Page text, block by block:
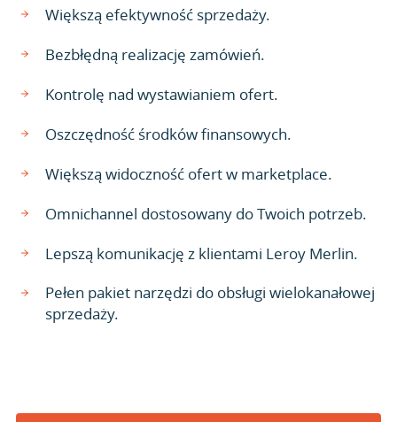
Większą efektywność sprzedaży.
Bezbłędną realizację zamówień.
Kontrolę nad wystawianiem ofert.
Oszczędność środków finansowych.
Większą widoczność ofert w marketplace.
Omnichannel dostosowany do Twoich potrzeb.
Lepszą komunikację z klientami Leroy Merlin.
Pełen pakiet narzędzi do obsługi wielokanałowej
sprzedaży.